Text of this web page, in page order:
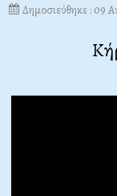
Δημοσιεύθηκε : 09